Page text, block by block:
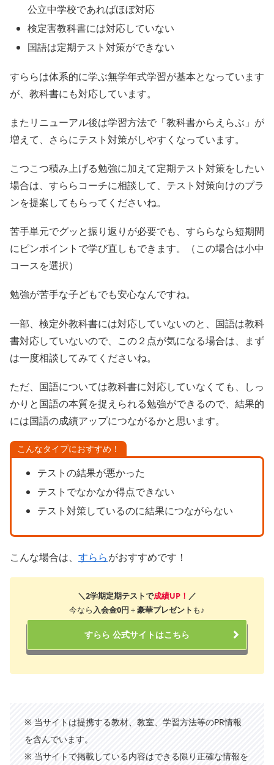
公立中学校であればほぼ対応
検定害教科書には対応していない
国語は定期テスト対策ができない
すららは体系的に学ぶ無学年式学習が基本となっています
が、教科書にも対応しています。
またリニューアル後は学習方法で「教科書からえらぶ」が
増えて、さらにテスト対策がしやすくなっています。
こつこつ積み上げる勉強に加えて定期テスト対策をしたい
場合は、すららコーチに相談して、テスト対策向けのプラ
ンを提案してもらってくださいね。
苦手単元でグッと振り返りが必要でも、すららなら短期間
にピンポイントで学び直しもできます。（この場合は小中
コースを選択）
勉強が苦手な子どもでも安心なんですね。
一部、検定外教科書には対応していないのと、国語は教科
書対応していないので、この２点が気になる場合は、まず
は一度相談してみてくださいね。
ただ、国語については教科書に対応していなくても、しっ
かりと国語の本質を捉えられる勉強ができるので、結果的
には国語の成績アップにつながるかと思います。
こんなタイプにおすすめ！
テストの結果が悪かった
テストでなかなか得点できない
テスト対策しているのに結果につながらない
こんな場合は、 すららがおすすめです！
＼2学期定期テストで成績UP！ ／
今なら入会金0円 ＋豪華プレゼント も♪
すらら 公式サイトはこちら
※ 当サイトは提携する教材、教室、学習方法等のPR情報
を含んでいます。
※ 当サイトで掲載している内容はできる限り正確な情報を